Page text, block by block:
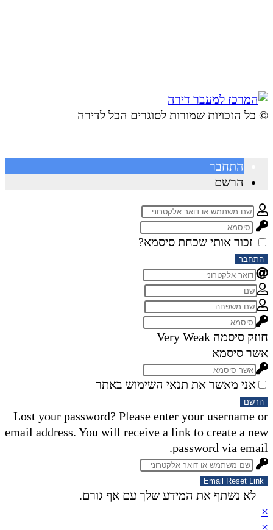
© ​כל הזכויות שמורות לסוגרים הכל לדירה
התחבר
הרשם
זכור אותי שכחת סיסמא?
התחבר
חוזק סיסמה Very Weak
אשר סיסמא
אני מאשר את תנאי השימוש באתר
הרשם
Lost your password? Please enter your username or
email address. You will receive a link to create a new
password via email.
Email Reset Link
לא נשתף את המידע שלך עם אף גורם.
×
×